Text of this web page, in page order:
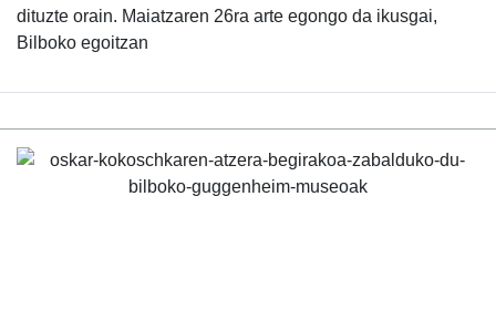
dituzte orain. Maiatzaren 26ra arte egongo da ikusgai,
Bilboko egoitzan